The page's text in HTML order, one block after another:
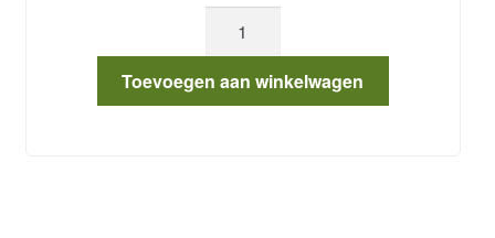
de
eerste
Toevoegen aan winkelwagen